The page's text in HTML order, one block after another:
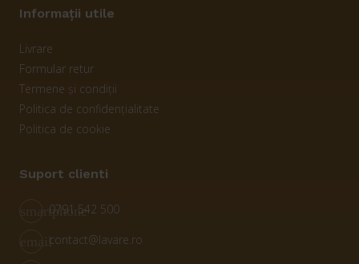
Informații utile
Livrare
Formular retur
Termene și condiții
Politica de confidențialitate
Politica de cookie
Suport clienti
smartphone
0791 542 500
emailcontact@lavare.ro